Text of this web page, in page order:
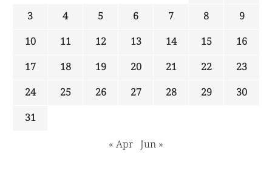
3
4 5 6 7 8
9
10
11 12 13 14 15
16
17
18 19 20 21 22
23
24
25 26 27 28 29
30
31
« Apr Jun »